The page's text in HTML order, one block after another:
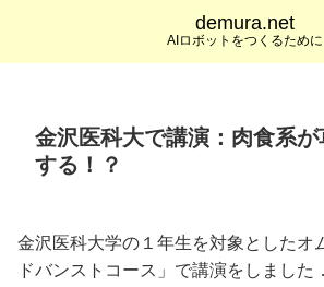
demura.net
AIロボットをつくるために
金沢医科大で講演：肉食系
する！？
金沢医科大学の１年生を対象としたオ
ドバンストコース」で講演をしました